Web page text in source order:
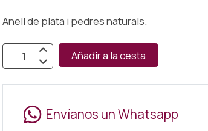
Anell de plata i pedres naturals.
Añadir a la cesta
Envíanos un Whatsapp